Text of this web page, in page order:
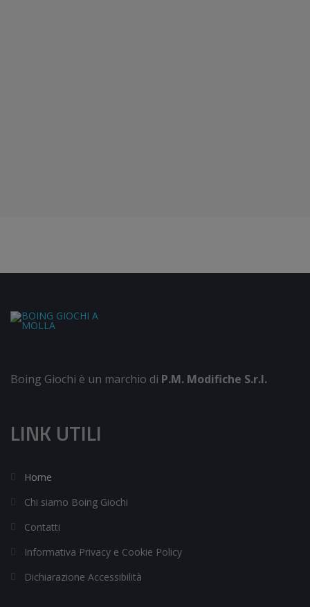
Boing Giochi è un marchio di P.M. Modifiche S.r.l.
LINK UTILI
Home
Chi siamo Boing Giochi
Contatti
Informativa Privacy e Cookie Policy
Dichiarazione Accessibilità